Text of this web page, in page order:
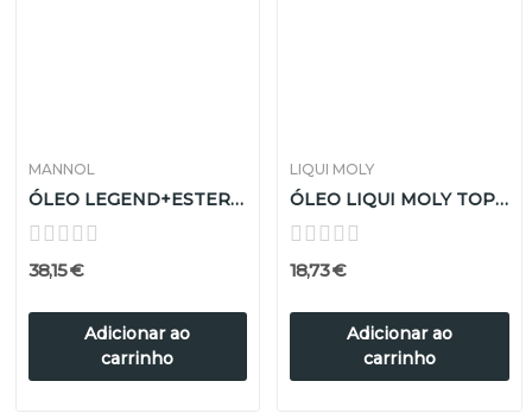
MANNOL
ÓLEO LEGEND+ESTER 0W40 4LT
38,15 €
Adicionar ao
carrinho
LIQUI MOLY
ÓLEO LIQUI MOLY TOP TEC 1800 LIQUI MOLY 1LT
18,73 €
Adicionar ao
carrinho